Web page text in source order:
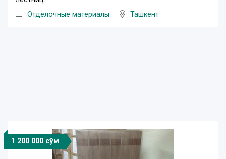
Отделочные материалы
Ташкент
1 200 000 сўм